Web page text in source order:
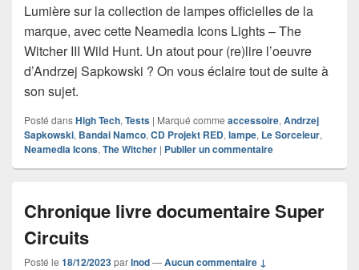
Lumière sur la collection de lampes officielles de la
marque, avec cette Neamedia Icons Lights – The
Witcher III Wild Hunt. Un atout pour (re)lire l’oeuvre
d’Andrzej Sapkowski ? On vous éclaire tout de suite à
son sujet.
Posté dansHigh Tech, Tests | Marqué comme accessoire, Andrzej
Sapkowski, Bandai Namco, CD Projekt RED, lampe, Le Sorceleur,
Neamedia Icons, The Witcher | Publier un commentaire
Chronique livre documentaire Super
Circuits
Posté le 18/12/2023parInod—Aucun commentaire ↓